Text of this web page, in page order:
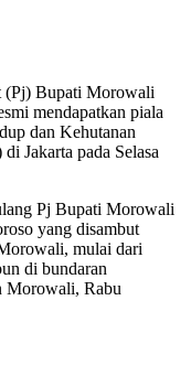
(Pj) Bupati Morowali
mendapatkan piala
dan Kehutanan
Jakarta pada Selasa
Pj Bupati Morowali
yang disambut
mulai dari
di bundaran
Morowali, Rabu